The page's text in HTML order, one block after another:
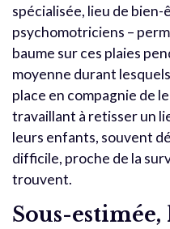
spécialisée, lieu de
psychomotriciens –
baume sur ces plaies
moyenne durant
place en compagnie de
travaillant à retisser un
leurs enfants, souvent
difficile, proche de la
trouvent.
Sous-estimée,